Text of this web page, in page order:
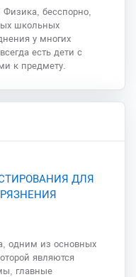
Физика, бесспорно,
школьных
у многих
есть дети с
к предмету.
ДЛЯ
одним из основных
являются
главные